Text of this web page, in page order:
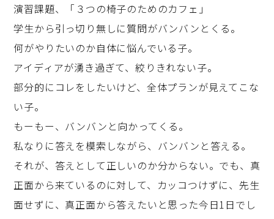
演習課題、「３つの椅子のためのカフェ」
学生から引っ切り無しに質問がバンバンとくる。
何がやりたいのか自体に悩んでいる子。
アイディアが湧き過ぎて、絞りきれない子。
部分的にコレをしたいけど、全体プランが見えてこな
い子。
もーもー、バンバンと向かってくる。
私なりに答えを模索しながら、バンバンと答える。
それが、答えとして正しいのか分からない。でも、真
正面から来ているのに対して、カッコつけずに、先生
面せずに、真正面から答えたいと思った今日1日でし